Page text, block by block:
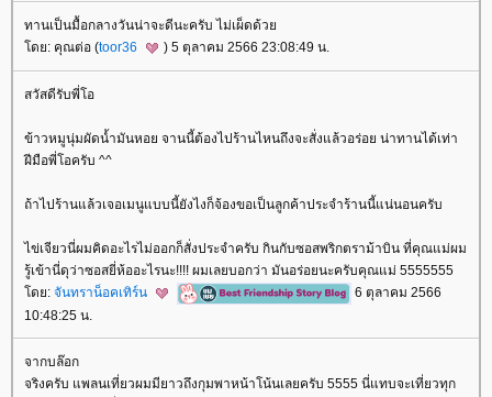
ทานเป็นมื้อกลางวันน่าจะดีนะครับ ไม่เผ็ดด้ว
ดย: คุณต่อ (toor36 ) 5 ตุลาคม 2566 23:08:49 น.
สวัสดีรับพี่โอ
ข้าวหมูนุ่มผัดน้ำมันหอย จานนี้ต้องไปร้านไหนถึงจะสั่งแล้วอร่อย น่าทานได้เท่า
ฝีมือพี่โอครับ ^^
ถ้าไปร้านแล้วเจอเมนูแบบนี้ยังไงก็จ้องขอเป็นลูกค้าประจำร้านนี้แน่นอนครับ
ไข่เจียวนี่ผมคิดอะไรไม่ออกก็สั่งประจำครับ กินกับซอสพริกตราม้าบิน ที่คุณแม่ผม
รู้เข้านี่ดุว่าซอสยี่ห้ออะไรนะ!!!! ผมเลยบอกว่า มันอร่อยนะครับคุณแม่ 5555555
ดย: จันทราน็อคเทิร์น
6 ตุลาคม 2566
10:48:25 น.
จากบล๊อก
จริงครับ แพลนเที่ยวผมมียาวถึงกุมพาหน้าโน้นเลยครับ 5555 นี่แทบจะเที่ยวทุก